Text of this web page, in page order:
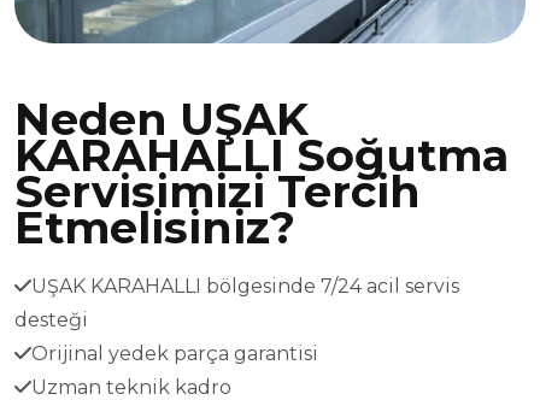
Neden UŞAK
KARAHALLI Soğutma
Servisimizi Tercih
Etmelisiniz?
UŞAK KARAHALLI bölgesinde 7/24 acil servis
desteği
Orijinal yedek parça garantisi
Uzman teknik kadro